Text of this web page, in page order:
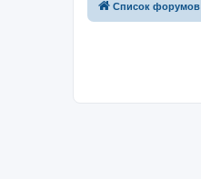
Список форумов